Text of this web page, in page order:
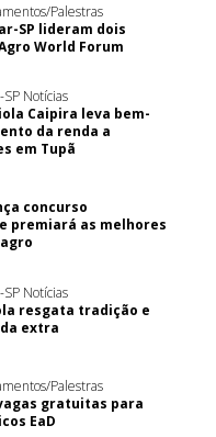
Palestras
SP lideram dois
World Forum
SP Notícias
Caipira leva bem-
da renda a
em Tupã
concurso
premiará as melhores
SP Notícias
resgata tradição e
extra
Palestras
gratuitas para
EaD